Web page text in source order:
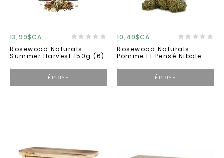
13,99$CA
Rosewood Naturals
Summer Harvest 150g (6)
ÉPUISÉ
10,49$CA
Rosewood Naturals
Pomme Et Pensé Nibble
ÉPUISÉ